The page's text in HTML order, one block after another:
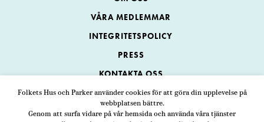
Folkets Hus och Parker använder cookies för att göra din upplevelse på
webbplatsen bättre.
Genom att surfa vidare på vår hemsida och använda våra tjänster
VÅRA MEDLEMMAR
INTEGRITETSPOLICY
PRESS
KONTAKTA OSS
Folkets Hus och Parker